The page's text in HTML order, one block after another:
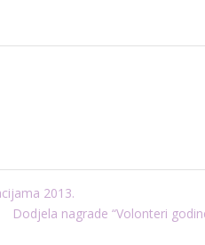
2013.
Dodjela nagrade “Volonteri